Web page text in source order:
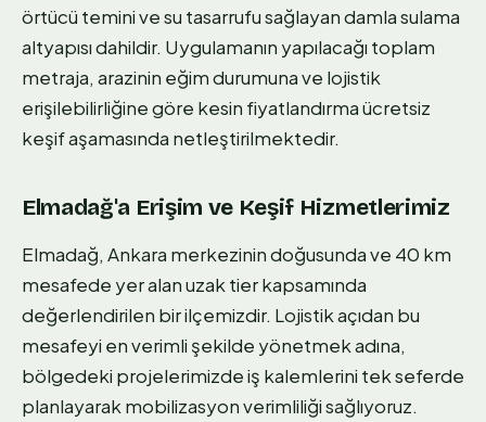
örtücü temini ve su tasarrufu sağlayan damla sulama
altyapısı dahildir. Uygulamanın yapılacağı toplam
metraja, arazinin eğim durumuna ve lojistik
erişilebilirliğine göre kesin fiyatlandırma ücretsiz
keşif aşamasında netleştirilmektedir.
Elmadağ'a Erişim ve Keşif Hizmetlerimiz
Elmadağ, Ankara merkezinin doğusunda ve 40 km
mesafede yer alan uzak tier kapsamında
değerlendirilen bir ilçemizdir. Lojistik açıdan bu
mesafeyi en verimli şekilde yönetmek adına,
bölgedeki projelerimizde iş kalemlerini tek seferde
planlayarak mobilizasyon verimliliği sağlıyoruz.